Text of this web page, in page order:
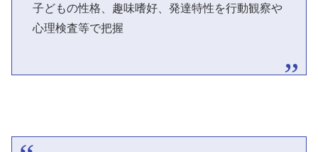
子どもの性格、趣味嗜好、発達特性を行動観察や
心理検査等で把握